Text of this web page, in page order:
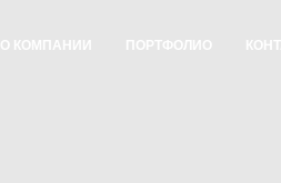
О КОМПАНИИ ПОРТФОЛИО